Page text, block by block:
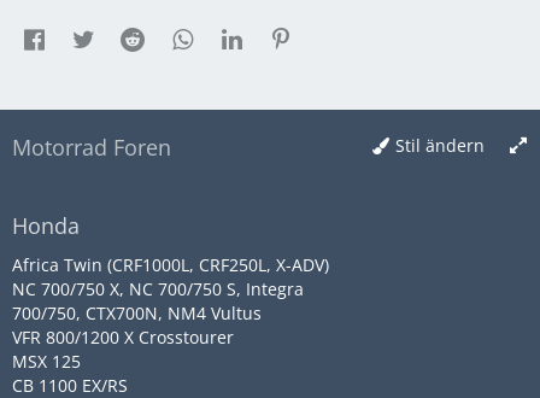
Stil ändern
Motorrad Foren
Honda
Africa Twin (CRF1000L, CRF250L, X-ADV)
NC 700/750 X, NC 700/750 S, Integra
700/750, CTX700N, NM4 Vultus
VFR 800/1200 X Crosstourer
MSX 125
CB 1100 EX/RS